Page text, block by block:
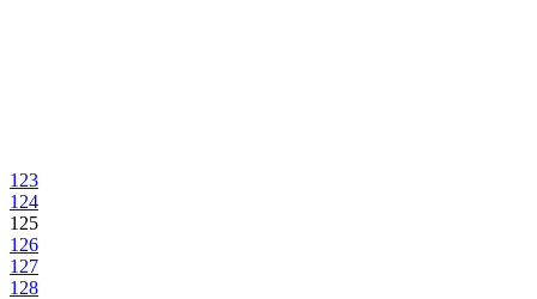
123
124
125
126
127
128